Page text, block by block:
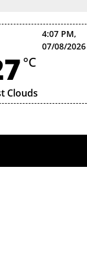
4:07 PM,
07/08/2026
°C
Clouds